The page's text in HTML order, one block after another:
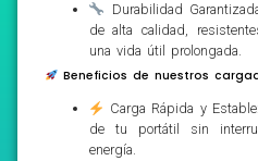
Durabilidad
de alta calidad,
una vida útil prolongada.
Beneficios de nuestros
Carga Rápida y
de tu portátil sin
energía.